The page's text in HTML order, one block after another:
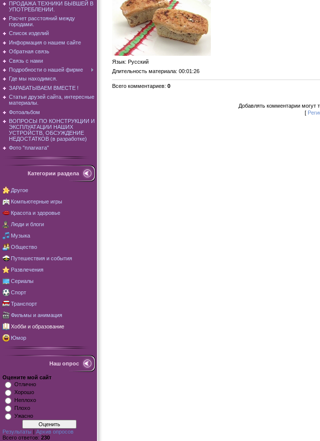
ПРОДАЖА ТЕХНИКИ БЫВШЕЙ В
УПОТРЕБЛЕНИИ.
Расчет расстояний между
городами.
Список изделий
Информация о нашем сайте
Обратная связь
Связь с нами
Подробности о нашей фирме
Где мы находимся.
ЗАРАБАТЫВАЕМ ВМЕСТЕ !
Статьи друзей сайта, интересные
материалы.
Фотоальбом
ВОПРОСЫ ПО КОНСТРУКЦИИ И
ЭКСПЛУАТАЦИИ НАШИХ
УСТРОЙСТВ, ОБСУЖДЕНИЕ
НЕДОСТАТКОВ (в разработке)
Фото "плагиата"
Категории раздела
Другое
Компьютерные игры
Красота и здоровье
Люди и блоги
Музыка
Общество
Путешествия и события
Развлечения
Сериалы
Спорт
Транспорт
Фильмы и анимация
Хобби и образование
Юмор
Наш опрос
Оцените мой сайт
Отлично
Хорошо
Неплохо
Плохо
Ужасно
Результаты | Архив опросов
Всего ответов: 230
Язык: Русский
Длительность материала: 00:01:26
Всего комментариев: 0
Добавлять комментарии могут
[